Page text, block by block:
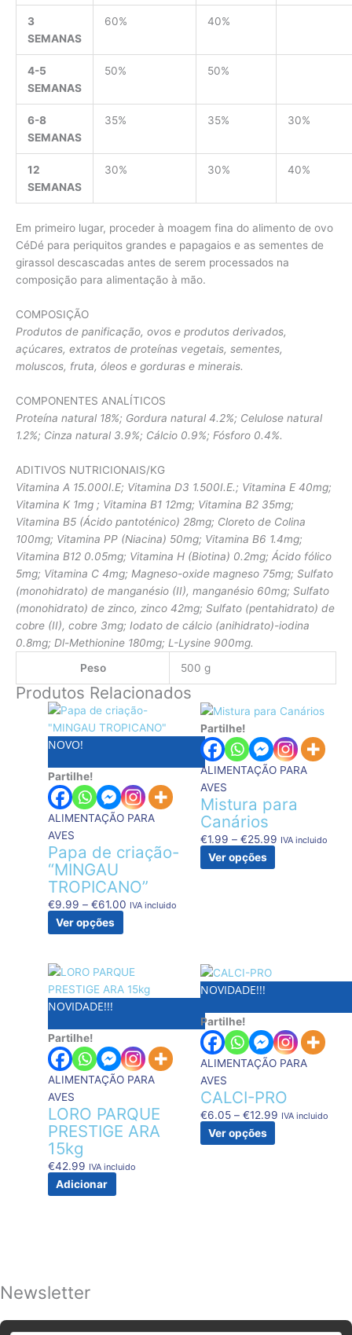
3
SEMANAS
60% 40%
4-5
SEMANAS
50% 50%
6-8
SEMANAS
35% 35% 30%
12
SEMANAS
30% 30% 40%
Em primeiro lugar, proceder à moagem fina do alimento de ovo
CéDé para periquitos grandes e papagaios e as sementes de
girassol descascadas antes de serem processados na
composição para alimentação à mão.
COMPOSIÇÃO
Produtos de panificação, ovos e produtos derivados,
açúcares, extratos de proteínas vegetais, sementes,
moluscos, fruta, óleos e gorduras e minerais.
COMPONENTES ANALÍTICOS
Proteína natural 18%; Gordura natural 4.2%; Celulose natural
1.2%; Cinza natural 3.9%; Cálcio 0.9%; Fósforo 0.4%.
ADITIVOS NUTRICIONAIS/KG
Vitamina A 15.000I.E; Vitamina D3 1.500I.E.; Vitamina E 40mg;
Vitamina K 1mg ; Vitamina B1 12mg; Vitamina B2 35mg;
Vitamina B5 (Ácido pantoténico) 28mg; Cloreto de Colina
100mg; Vitamina PP (Niacina) 50mg; Vitamina B6 1.4mg;
Vitamina B12 0.05mg; Vitamina H (Biotina) 0.2mg; Ácido fólico
5mg; Vitamina C 4mg; Magneso-oxide magneso 75mg; Sulfato
(monohidrato) de manganésio (II), manganésio 60mg; Sulfato
(monohidrato) de zinco, zinco 42mg; Sulfato (pentahidrato) de
cobre (II), cobre 3mg; Iodato de cálcio (anihidrato)-iodina
0.8mg; Dl-Methionine 180mg; L-Lysine 900mg.
Peso
500 g
Produtos Relacionados
NOVO!
Partilhe!
ALIMENTAÇÃO PARA
AVES
Papa de criação-
“MINGAU
TROPICANO”
€9.99 – €61.00
Price
range:
IVA incluido
Ver opções
This
product
The
options
be
chosen
on
the
page
Partilhe!
ALIMENTAÇÃO PARA
AVES
Mistura para
Canários
€1.99 – €25.99
Price
€1.99
through
IVA incluido
Ver opções
This
has
multiple
options
be
chosen
NOVIDADE!!!
Partilhe!
ALIMENTAÇÃO PARA
AVES
LORO PARQUE
PRESTIGE ARA
15kg
€42.99 IVA incluido
Adicionar
NOVIDADE!!!
Partilhe!
ALIMENTAÇÃO PARA
AVES
CALCI-PRO
€6.05 – €12.99
€12.99
IVA incluido
Ver opções
variants.
The
may
be
chosen
on
Newsletter